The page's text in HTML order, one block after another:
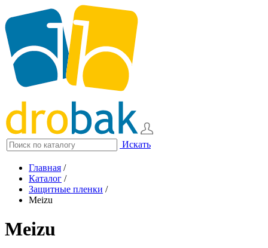
Искать
Главная /
Каталог /
Защитные пленки /
Meizu
Meizu